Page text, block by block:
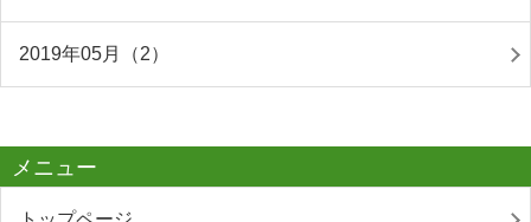
2019年05月（2）
メニュー